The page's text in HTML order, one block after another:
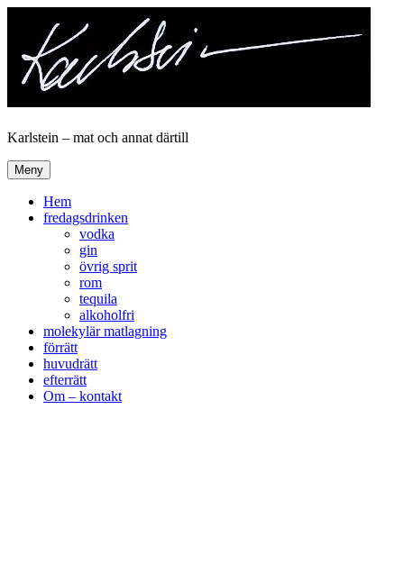
innehåll
Karlstein – mat och annat därtill
Meny
Hem
fredagsdrinken
vodka
gin
övrig sprit
rom
tequila
alkoholfri
molekylär matlagning
förrätt
huvudrätt
efterrätt
Om – kontakt